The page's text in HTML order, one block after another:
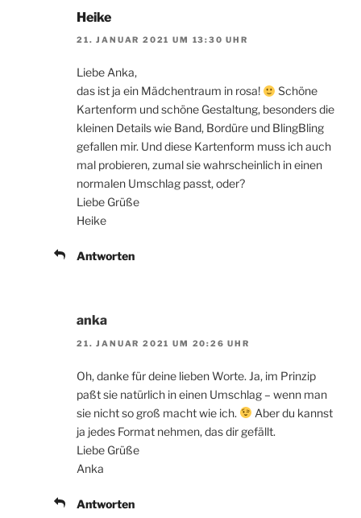
Heike
21. JANUAR 2021 UM 13:30 UHR
Liebe Anka,
das ist ja ein Mädchentraum in rosa!
Schöne
Kartenform und schöne Gestaltung, besonders die
kleinen Details wie Band, Bordüre und BlingBling
gefallen mir. Und diese Kartenform muss ich auch
mal probieren, zumal sie wahrscheinlich in einen
normalen Umschlag passt, oder?
Liebe Grüße
Heike
Antworten
anka
21. JANUAR 2021 UM 20:26 UHR
Oh, danke für deine lieben Worte. Ja, im Prinzip
paßt sie natürlich in einen Umschlag – wenn man
sie nicht so groß macht wie ich.
Aber du kannst
ja jedes Format nehmen, das dir gefällt.
Liebe Grüße
Anka
Antworten